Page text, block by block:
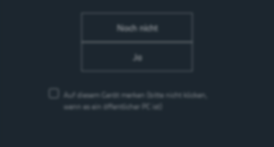
10.45 Uhr Fahrt zum Rest Jäger
Noch nicht
Ja
Auf diesem Gerät merken (bitte nicht klicken,
wenn es ein öffentlicher PC ist)